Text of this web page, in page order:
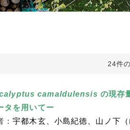
24件
camaldulensis の現存
タを用いてー
：宇都木玄 小島紀徳 山ノ下